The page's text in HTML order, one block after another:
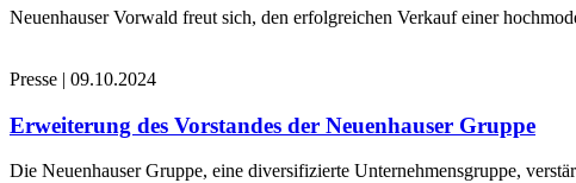
Neuenhauser Vorwald freut sich, den erfolgreichen Verkauf einer
Presse | 09.10.2024
Erweiterung des Vorstandes der Neuenhauser Gruppe
Die Neuenhauser Gruppe, eine diversifizierte Unternehmensgruppe,